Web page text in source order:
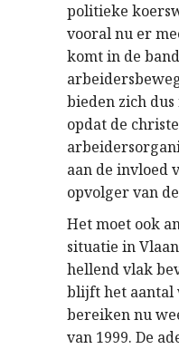
politieke
vooral nu er
komt in de
bieden zich
opdat de
aan de invloed
opvolger van de
Het moet ook
situatie in
hellend vlak
blijft het aantal
bereiken nu
van 1999. De